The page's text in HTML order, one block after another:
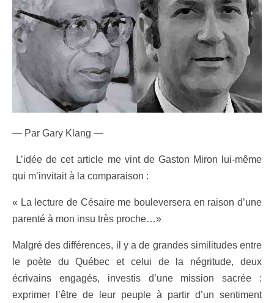
— Par Gary Klang —
L’idée de cet article me vint de Gaston Miron lui-même
qui m’invitait à la comparaison :
« La lecture de Césaire me bouleversera en raison d’une
parenté à mon insu très proche…»
Malgré des différences, il y a de grandes similitudes entre
le poète du Québec et celui de la négritude, deux
écrivains engagés, investis d’une mission sacrée :
exprimer l’être de leur peuple à partir d’un sentiment